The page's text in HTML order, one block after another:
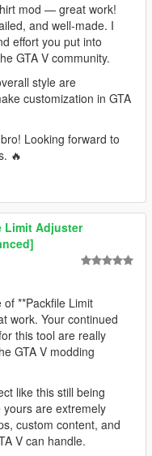
mod — great work!
and well-made. I
effort you put into
GTA V community.
style are
customization in GTA
Looking forward to
🔥
Limit Adjuster
**Packfile Limit
work. Your continued
this tool are really
GTA V modding
like this still being
are extremely
custom content, and
V can handle.